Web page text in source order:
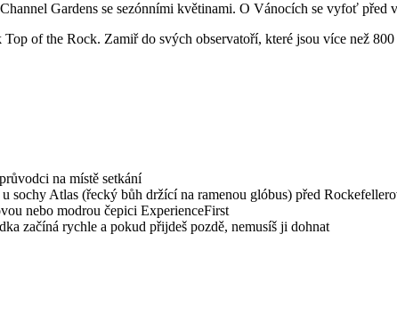
Gardens se sezónními květinami. O Vánocích se vyfoť před
of the Rock. Zamiř do svých observatoří, které jsou více než
na místě setkání
u sochy Atlas (řecký bůh držící na ramenou glóbus) před
nebo modrou čepici ExperienceFirst
začíná rychle a pokud přijdeš pozdě, nemusíš ji dohnat